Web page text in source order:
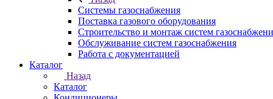
Системы газоснабжения
Поставка газового оборудования
Строительство и монтаж систем
Обслуживание систем газоснабжения
Работа с документацией
Каталог
Назад
Каталог